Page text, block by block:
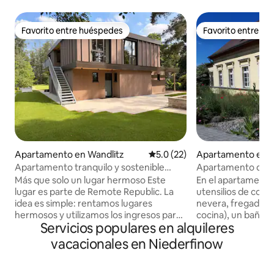
Favorito entre huéspedes
Favorito entre huéspedes
Apartamento en Wandlitz Calificación promedio: 5.0 de
5.0 (22)
Apartamento tranquilo y sostenible
cerca del lago Wandlitzsee
Más que solo un lugar hermoso Este
lugar es parte de Remote Republic. La
idea es simple: rentamos lugares
hermosos y utilizamos los ingresos para
permitir que las organizaciones sociales
usen lugares como estos de forma
gratuita. Tu reservación aquí ayuda a
Favorito entre
Favorito entre
Apartamento en
walde (Oder)
Apartamento de
de campo
En el
utensilios de
nevera,
cocina), un baño
un dormitorio/
uno). El baño
pero la cocina y
Servicios populares en alquileres
vacacionales en Niederfinow